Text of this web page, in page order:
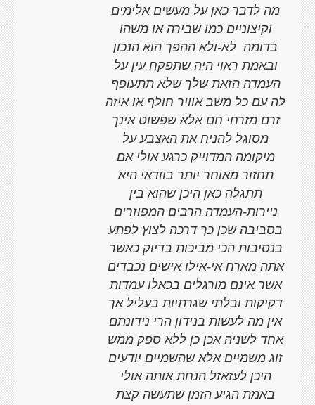
מה לדבר כאן על מעשים אלימים
וקיצוניים כמו שבירה או משהו
בדומה לא-ולא ההפך הוא הנכון
ובאמת ראוי היה שתפקח עין על
העמדה הזאת שלך שלא תתעופף
לה עם כל משב אוויר חולף או איזה
זרם מזרחי חם אלא שפשוט אינך
מסוגל להניח את האצבע על
מיקומה המדוייק כרגע אולי אם
תחזור מאוחר יותר בוודאי היא
תתגלה כאן היכן שהוא בין
ניירות-העמדה הרבים המפוזרים
בסביבה שכן כך דרכה לצוץ לפתע
בנסיבות הכי מביכות בדיוק כאשר
אתה מארח אי-אילו אישים נכבדים
אשר אינם מורגלים בכאלו עמדות
דקיקות ובלתי שגרתיות בעליל אך
אין מה לעשות בנידון הרי נידונתם
אחד לשניה אכן כן ללא ספק ממש
זוג משמיים אלא שהשמיים יודעים
היכן לעזאזל הנחת אותה אולי
באמת הגיע הזמן שתעשה קצת